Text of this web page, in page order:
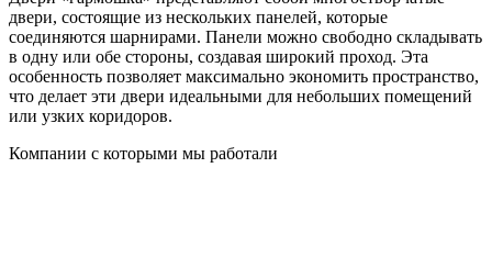
двери, состоящие из нескольких панелей, которые
соединяются шарнирами. Панели можно свободно складывать
в одну или обе стороны, создавая широкий проход. Эта
особенность позволяет максимально экономить пространство,
что делает эти двери идеальными для небольших помещений
или узких коридоров.
Компании с которыми мы работали